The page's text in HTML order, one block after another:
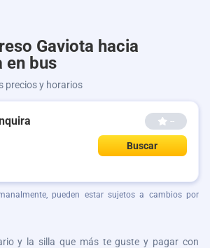
Gaviota hacia
en bus
precios y horarios
--
Buscar
pueden estar sujetos a cambios por
y la silla que más te guste y pagar con